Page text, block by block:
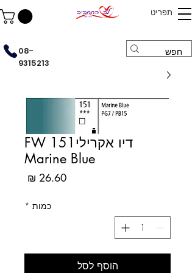
תפריט
08-
9315213
דיו אקריליFW 151
Marine Blue
כמות *
הוסף לסל